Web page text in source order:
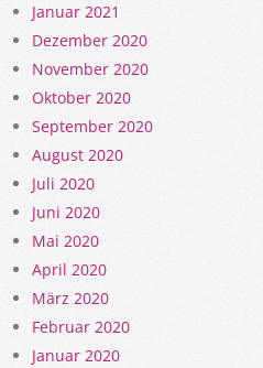
Januar 2021
Dezember 2020
November 2020
Oktober 2020
September 2020
August 2020
Juli 2020
Juni 2020
Mai 2020
April 2020
März 2020
Februar 2020
Januar 2020